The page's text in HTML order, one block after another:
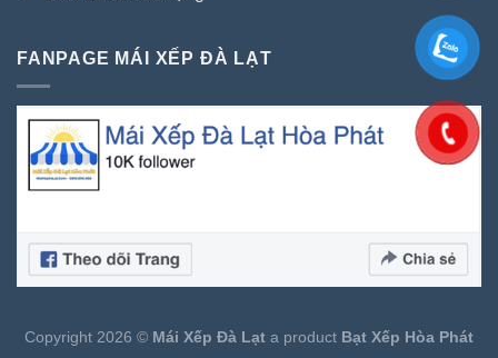
FANPAGE MÁI XẾP ĐÀ LẠT
Copyright 2026 © Mái Xếp Đà Lạt a product Bạt Xếp Hòa Phát